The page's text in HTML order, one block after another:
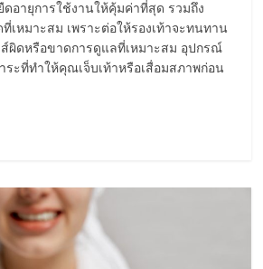
ดอายุการใช้งานให้คุ้มค่าที่สุด รวมถึง
เหมาะสม เพราะต่อให้รองเท้าจะทนทาน
ส์ผิดหรือขาดการดูแลที่เหมาะสม อุปกรณ์
ะที่ทำให้คุณเจ็บเท้าหรือเสื่อมสภาพก่อน